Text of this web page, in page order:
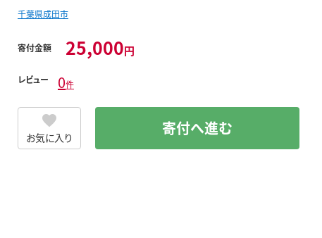
千葉県成田市
寄付金額 25,000円
レビュー 0件
お気に入り 寄付へ進む